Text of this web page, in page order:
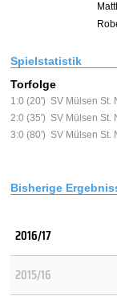
Spielstatistik
Torfolge
1:0 (20') SV Mülsen St.
2:0 (35') SV Mülsen St.
3:0 (80') SV Mülsen St.
Bisherige
2016/17
2015/16